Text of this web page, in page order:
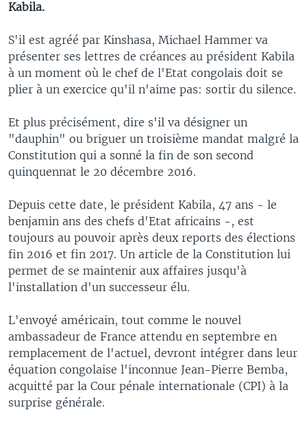
Kabila.
S'il est agréé par Kinshasa, Michael Hammer va
présenter ses lettres de créances au président Kabila
à un moment où le chef de l'Etat congolais doit se
plier à un exercice qu'il n'aime pas: sortir du silence.
Et plus précisément, dire s'il va désigner un
"dauphin" ou briguer un troisième mandat malgré la
Constitution qui a sonné la fin de son second
quinquennat le 20 décembre 2016.
Depuis cette date, le président Kabila, 47 ans - le
benjamin ans des chefs d'Etat africains -, est
toujours au pouvoir après deux reports des élections
fin 2016 et fin 2017. Un article de la Constitution lui
permet de se maintenir aux affaires jusqu'à
l'installation d'un successeur élu.
L'envoyé américain, tout comme le nouvel
ambassadeur de France attendu en septembre en
remplacement de l'actuel, devront intégrer dans leur
équation congolaise l'inconnue Jean-Pierre Bemba,
acquitté par la Cour pénale internationale (CPI) à la
surprise générale.